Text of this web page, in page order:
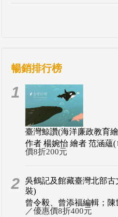
暢銷排行榜
1
臺灣鯨讚(海洋廉政教育
作者 楊婉怡 繪者 范涵蘊(
價8折200元
2 吳鶴記及館藏臺灣北部
裝)
曾令毅、曾添福編輯；
／優惠價8折400元